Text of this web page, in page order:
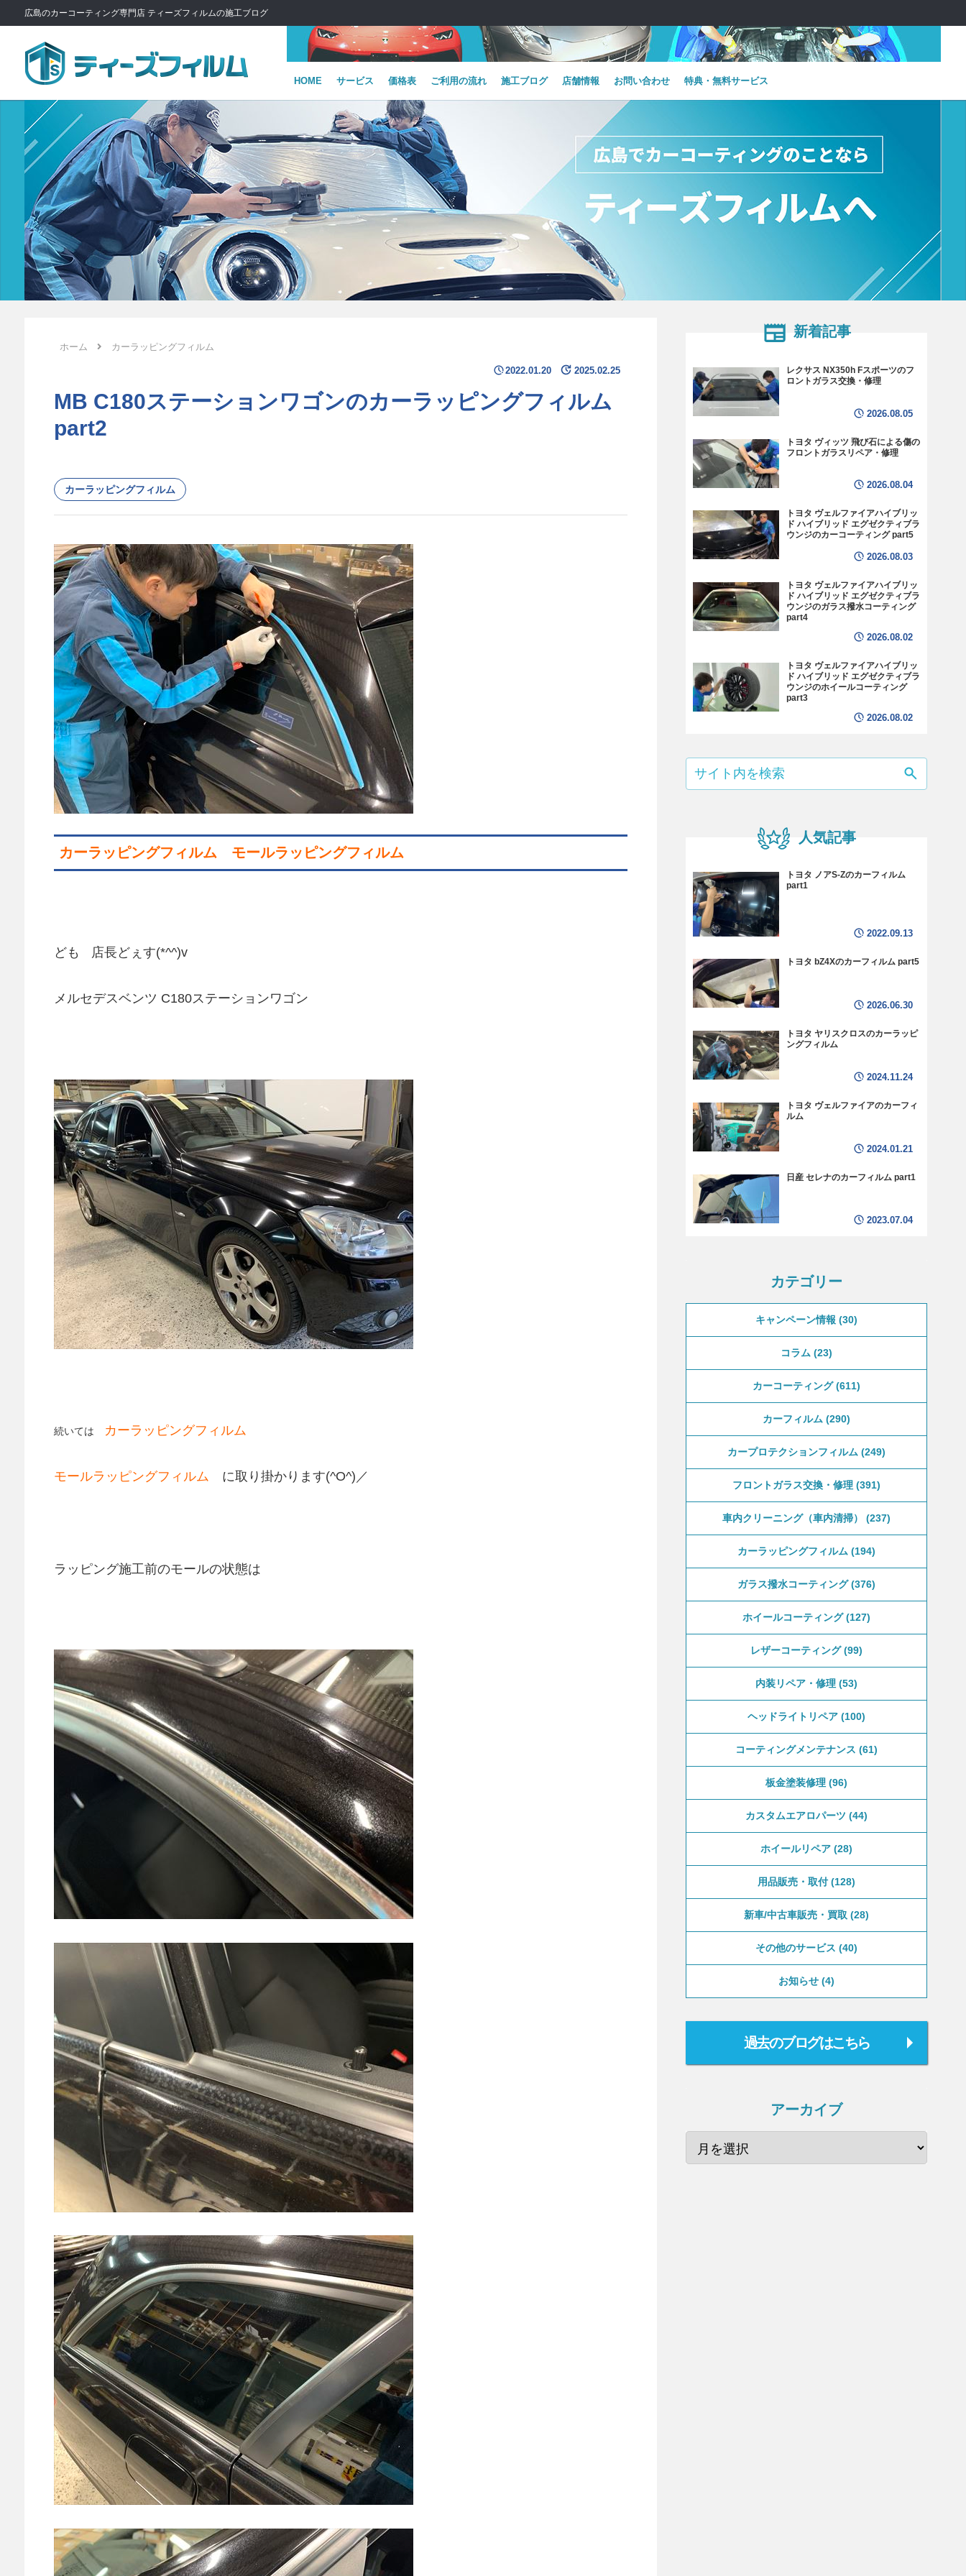
広島のカーコーティング専門店 ティーズフィルムの施工ブログ
HOME サービス 価格表 ご利用の流れ 施工ブログ 店舗情報 お問い合わせ 特典・無料サービス
ホーム カーラッピングフィルム
2022.01.20 2025.02.25
MB C180ステーションワゴンのカーラッピングフィルム
part2
カーラッピングフィルム
カーラッピングフィルム モールラッピングフィルム
ども 店長どぇす(*^^)v
メルセデスベンツ C180ステーションワゴン
続いては カーラッピングフィルム
モールラッピングフィルム に取り掛かります(^O^)／
ラッピング施工前のモールの状態は
新着記事
レクサス NX350h Fスポーツのフ
ロントガラス交換・修理
2026.08.05
トヨタ ヴィッツ 飛び石による傷の
フロントガラスリペア・修理
2026.08.04
トヨタ ヴェルファイアハイブリッ
ド ハイブリッド エグゼクティブラ
ウンジのカーコーティング part5
2026.08.03
トヨタ ヴェルファイアハイブリッ
ド ハイブリッド エグゼクティブラ
ウンジのガラス撥水コーティング
part4
2026.08.02
トヨタ ヴェルファイアハイブリッ
ド ハイブリッド エグゼクティブラ
ウンジのホイールコーティング
part3
2026.08.02
人気記事
トヨタ ノアS-Zのカーフィルム
part1
2022.09.13
トヨタ bZ4Xのカーフィルム part5
2026.06.30
トヨタ ヤリスクロスのカーラッピ
ングフィルム
2024.11.24
トヨタ ヴェルファイアのカーフィ
ルム
2024.01.21
日産 セレナのカーフィルム part1
2023.07.04
カテゴリー
キャンペーン情報 30
コラム 23
カーコーティング 611
カーフィルム 290
カープロテクションフィルム 249
フロントガラス交換・修理 391
車内クリーニング（車内清掃） 237
カーラッピングフィルム 194
ガラス撥水コーティング 376
ホイールコーティング 127
レザーコーティング 99
内装リペア・修理 53
ヘッドライトリペア 100
コーティングメンテナンス 61
板金塗装修理 96
カスタムエアロパーツ 44
ホイールリペア 28
用品販売・取付 128
新車/中古車販売・買取 28
その他のサービス 40
お知らせ 4
過去のブログはこちら
アーカイブ